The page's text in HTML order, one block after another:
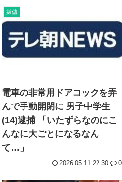
嫌儲
電車の非常用ドアコックを弄
んで手動開閉に 男子中学生
(14)逮捕 「いたずらなのにこ
んなに大ごとになるなん
て…」
2026.05.11 22:30 0